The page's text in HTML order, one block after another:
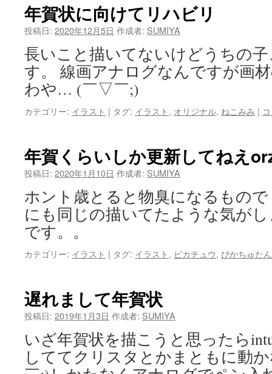
年賀状に向けてリハビリ
投稿日: 2020年12月5日 作成者: SUMIYA
長いこと描いてないけどうちの
す。 線画アナログなんですが画
わや… (￣▽￣;)
カテゴリー: イラスト | タグ: イラスト, オリジナル, ねこみみ |
年賀くらいしか更新してねえ
投稿日: 2020年1月10日 作成者: SUMIYA
ホント歳とると物臭になるもの
にも同じの描いてたような気が
です。。
カテゴリー: イラスト | タグ: イラスト, ピカチュウ, ぴかちゅたん
遅れまして年賀状
投稿日: 2019年1月3日 作成者: SUMIYA
いざ年賀状を描こうと思ったら
しててクリスタとかまともに動